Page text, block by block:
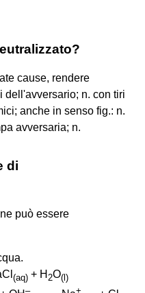
cause, rendere
dell'avversario; n. con tiri
anche in senso fig.: n.
avversaria; n.
di
può essere
(aq) + H 2O( )
– +